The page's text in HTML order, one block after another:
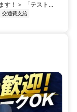
！＞ 「テスト...
交通費支給